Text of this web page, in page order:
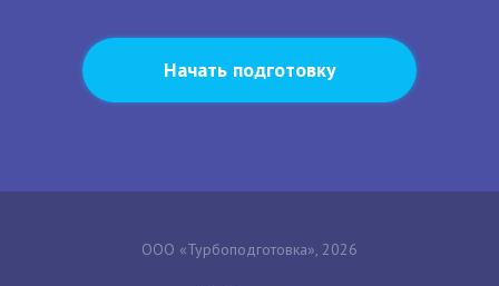
Начать подготовку
ООО «Турбоподготовка», 2026